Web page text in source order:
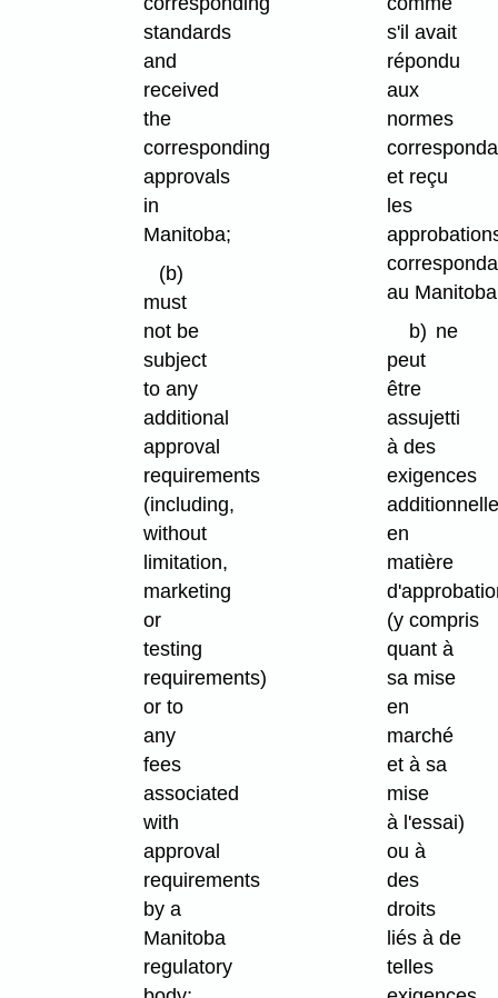
standards
and
received
the
corresponding
approvals
in
Manitoba;
(b)
must
not be
subject
to any
additional
approval
requirements
(including,
without
limitation,
marketing
or
testing
requirements)
or to
any
fees
associated
with
approval
requirements
by a
Manitoba
regulatory
s'il avait
répondu
aux
normes
et reçu
les
au
b) ne
peut
être
assujetti
à des
exigences
en
matière
(y compris
quant à
sa mise
en
marché
et à sa
mise
à l'essai)
ou à
des
droits
liés à de
telles